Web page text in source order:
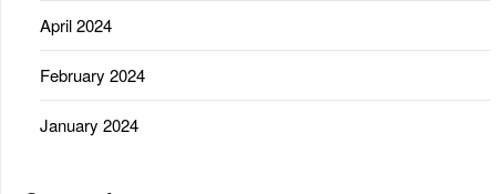
April 2024
February 2024
January 2024